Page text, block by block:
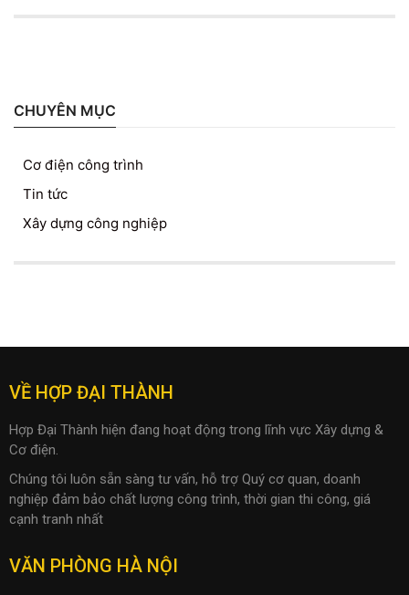
CHUYÊN MỤC
Cơ điện công trình
Tin tức
Xây dựng công nghiệp
VỀ HỢP ĐẠI THÀNH
Hợp Đại Thành hiện đang hoạt động trong lĩnh vực Xây dựng &
Cơ điện.
Chúng tôi luôn sẵn sàng tư vấn, hỗ trợ Quý cơ quan, doanh
nghiệp đảm bảo chất lượng công trình, thời gian thi công, giá
cạnh tranh nhất
VĂN PHÒNG HÀ NỘI